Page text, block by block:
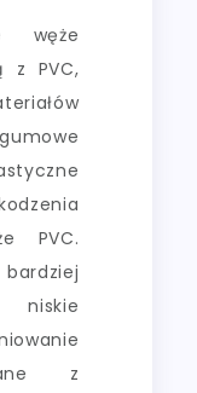
węże
z PVC,
PVC.
z